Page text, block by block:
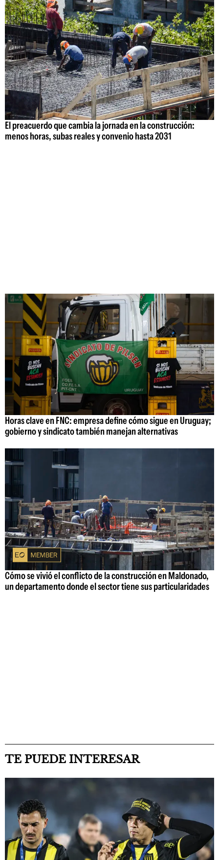
El preacuerdo que cambia la jornada en la construcción:
menos horas, subas reales y convenio hasta 2031
Horas clave en FNC: empresa define cómo sigue en Uruguay;
gobierno y sindicato también manejan alternativas
Cómo se vivió el conflicto de la construcción en Maldonado,
un departamento donde el sector tiene sus particularidades
TE PUEDE INTERESAR